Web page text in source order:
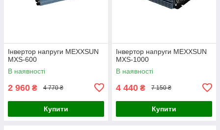
Інвертор напруги MEXXSUN
MXS-600
В наявності
2 960 ₴ 4 770 ₴
Купити
Інвертор напруги MEXXSUN
MXS-1000
В наявності
4 440 ₴ 7 150 ₴
Купити